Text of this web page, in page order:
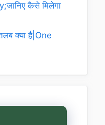
कैसे मिलेगा
क्या है|One